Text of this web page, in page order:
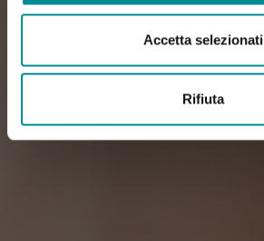
Accetta selezionati
Rifiuta